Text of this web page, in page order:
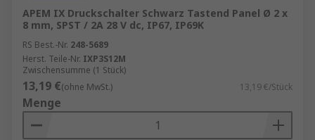
APEM IX Druckschalter Schwarz Tastend Panel Ø 2 x
8 mm, SPST / 2A 28 V dc, IP67, IP69K
RS Best.-Nr. 248-5689
Herst. Teile-Nr. IXP3S12M
Zwischensumme (1 Stück)
13,19 €(ohne MwSt.) 13,19 €/Stück
Menge